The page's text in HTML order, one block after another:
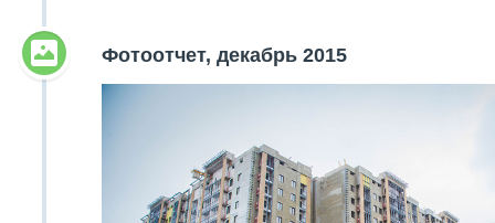
Фотоотчет, декабрь 2015